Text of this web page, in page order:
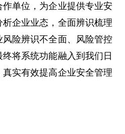
单位，为企业提供专业安
企业业态，全面辨识梳理
险辨识不全面、风险管控
将系统功能融入到我们日
实有效提高企业安全管理